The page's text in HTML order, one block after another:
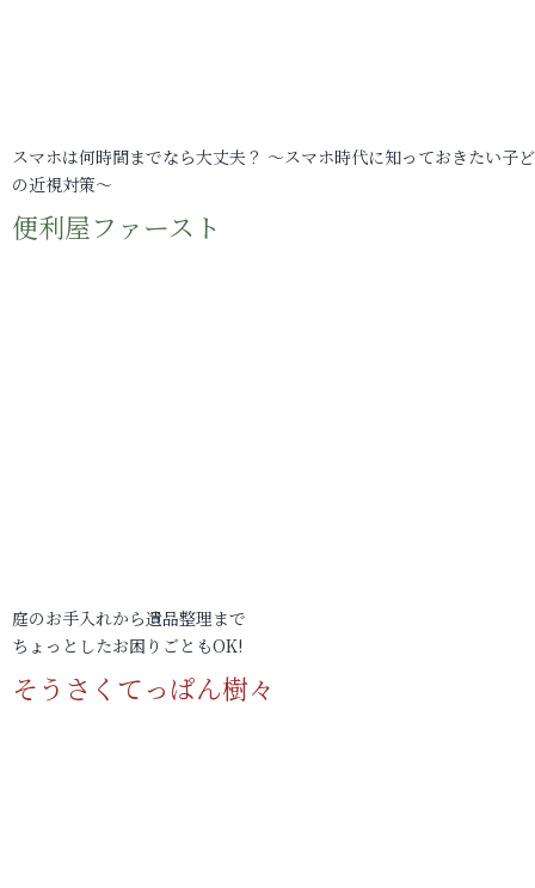
スマホは何時間までなら大丈夫？ ～スマホ時代に知っておきたい子
の近視対策～
便利屋ファースト
庭のお手入れから遺品整理まで
ちょっとしたお困りごともOK!
そうさくてっぱん樹々